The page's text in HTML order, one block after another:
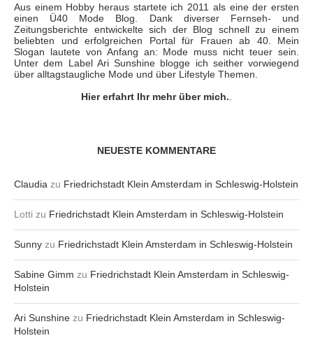
Aus einem Hobby heraus startete ich 2011 als eine der ersten
einen Ü40 Mode Blog. Dank diverser Fernseh- und
Zeitungsberichte entwickelte sich der Blog schnell zu einem
beliebten und erfolgreichen Portal für Frauen ab 40. Mein
Slogan lautete von Anfang an: Mode muss nicht teuer sein.
Unter dem Label Ari Sunshine blogge ich seither vorwiegend
über alltagstaugliche Mode und über Lifestyle Themen.
Hier erfahrt Ihr mehr über mich.
NEUESTE KOMMENTARE
Claudia zu Friedrichstadt Klein Amsterdam in Schleswig-Holstein
Lotti zu Friedrichstadt Klein Amsterdam in Schleswig-Holstein
Sunny zu Friedrichstadt Klein Amsterdam in Schleswig-Holstein
Sabine Gimm zu Friedrichstadt Klein Amsterdam in Schleswig-
Holstein
Ari Sunshine zu Friedrichstadt Klein Amsterdam in Schleswig-
Holstein